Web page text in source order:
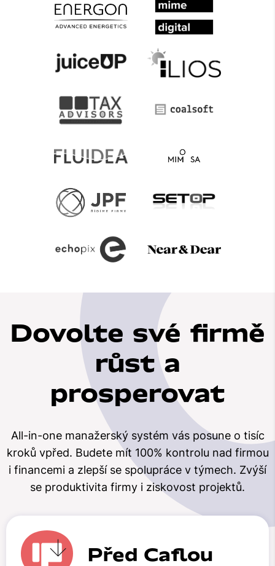
Dovolte své firmě
růst a
prosperovat
All-in-one manažerský systém vás posune o tisíc
kroků vpřed. Budete mít 100% kontrolu nad firmou
i financemi a zlepší se spolupráce v týmech. Zvýší
se produktivita firmy i ziskovost projektů.
Před Caflou